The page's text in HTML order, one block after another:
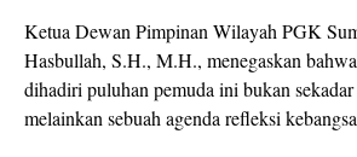
‎Ketua Dewan Pimpinan Wilayah PGK
Hasbullah, S.H., M.H., menegaskan
dihadiri puluhan pemuda ini bukan
melainkan sebuah agenda refleksi